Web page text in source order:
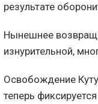
результате
Нынешнее
изнурительной,
Освобождение
теперь